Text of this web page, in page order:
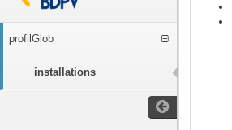
profilGlob
installations